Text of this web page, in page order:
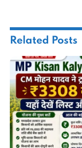
Related Posts